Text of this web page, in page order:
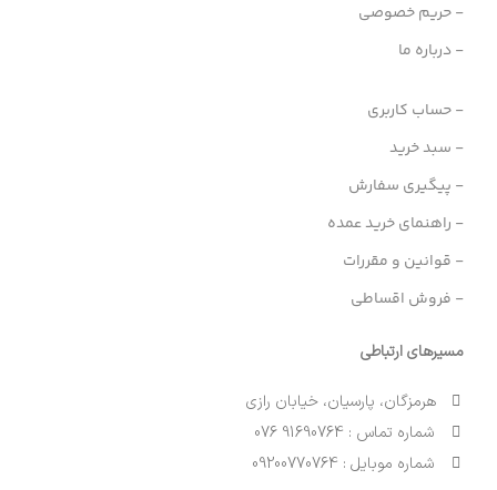
- حریم خصوصی
- درباره ما
- حساب کاربری
- سبد خرید
- پیگیری سفارش
- راهنمای خرید عمده
- قوانین و مقررات
- فروش اقساطی
مسیرهای ارتباطی
هرمزگان، پارسیان، خیابان رازی
شماره تماس : 91690764 076
شماره موبایل : 09200770764